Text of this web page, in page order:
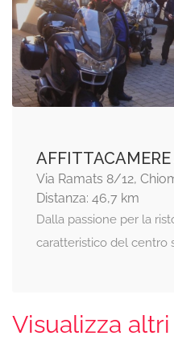
Via Ramats 8/12,
Distanza: 46,7 km
Dalla passione per la
caratteristico del centro
Visualizza altri